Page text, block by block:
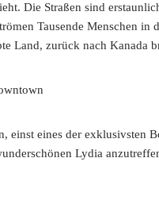
Die Straßen sind
Tausende Menschen
Land, zurück nach Kanada
einst eines der exklusivsten
Lydia